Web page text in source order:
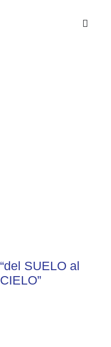
“del SUELO al
CIELO”